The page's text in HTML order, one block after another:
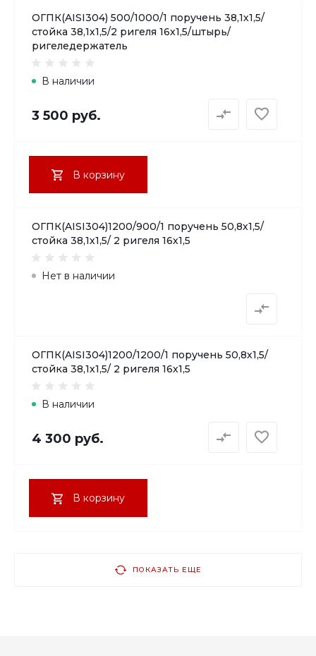
ОГПК(AISI304) 500/1000/1 поручень 38,1х1,5/
стойка 38,1х1,5/2 ригеля 16х1,5/штырь/
ригеледержатель
В наличии
3 500 руб.
В корзину
ОГПК(AISI304)1200/900/1 поручень 50,8х1,5/
стойка 38,1х1,5/ 2 ригеля 16х1,5
Нет в наличии
ОГПК(AISI304)1200/1200/1 поручень 50,8х1,5/
стойка 38,1х1,5/ 2 ригеля 16х1,5
В наличии
4 300 руб.
В корзину
ПОКАЗАТЬ ЕЩЕ